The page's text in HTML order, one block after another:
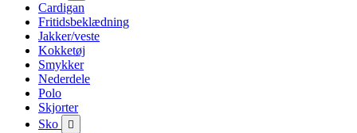
Cardigan
Fritidsbeklædning
Jakker/veste
Kokketøj
Smykker
Nederdele
Polo
Skjorter
Sko
